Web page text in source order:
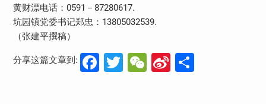
黄财漂电话：0591－87280617.
坑园镇党委书记郑忠：13805032539.
（张建平撰稿）
分享这篇文章到: Facebook
Twitter
WeChat
Sina分